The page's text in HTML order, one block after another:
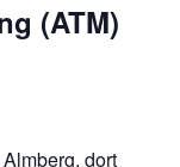
(ATM)
dort